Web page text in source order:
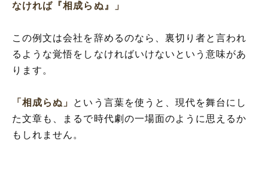
なければ『相成らぬ』」
この例文は会社を辞めるのなら、裏切り者と言われ
るような覚悟をしなければいけないという意味があ
ります。
「相成らぬ」 という言葉を使うと、現代を舞台にし
た文章も、まるで時代劇の一場面のように思えるか
もしれません。